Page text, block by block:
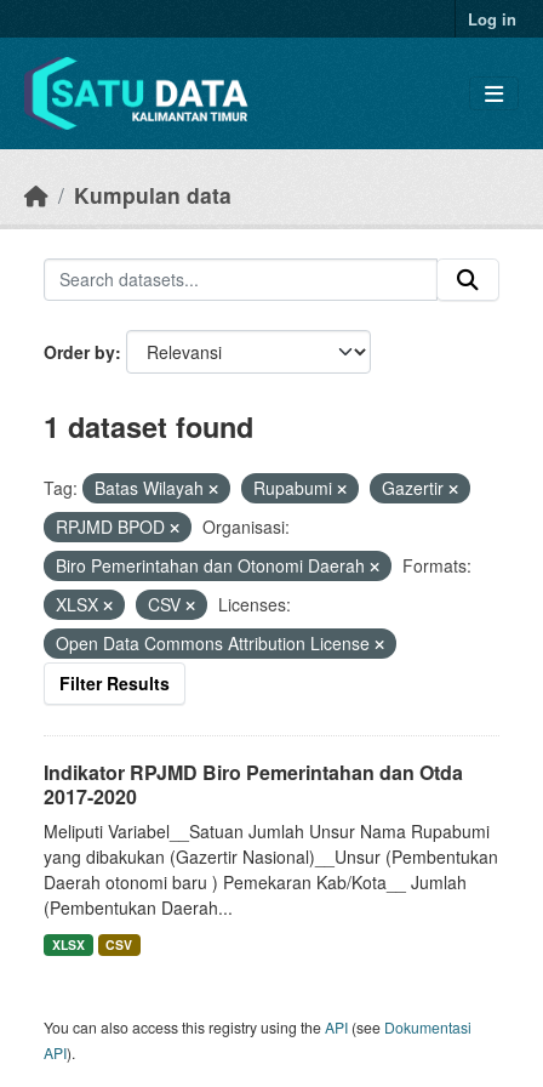
Log in
Kumpulan data
Order by
1 dataset found
Tag: Batas Wilayah Rupabumi
Gazertir
RPJMD BPOD
Organisasi:
Biro Pemerintahan dan Otonomi Daerah
Formats:
XLSX
CSV
Licenses:
Open Data Commons Attribution License
Filter Results
Indikator RPJMD Biro Pemerintahan dan Otda
2017-2020
Meliputi Variabel__Satuan Jumlah Unsur Nama Rupabumi
yang dibakukan (Gazertir Nasional)__Unsur (Pembentukan
Daerah otonomi baru ) Pemekaran Kab/Kota__ Jumlah
(Pembentukan Daerah...
XLSX CSV
You can also access this registry using theAPI (see Dokumentasi
API).